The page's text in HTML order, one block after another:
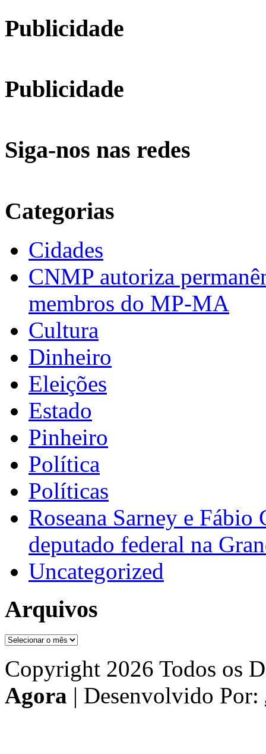
Publicidade
Publicidade
Siga-nos nas redes
Categorias
Cidades
CNMP autoriza
membros do MP-MA
Cultura
Dinheiro
Eleições
Estado
Pinheiro
Política
Políticas
Roseana Sarney e
deputado federal na
Uncategorized
Arquivos
Arquivos
Copyright 2026 Todos os
Agora | Desenvolvido Por: